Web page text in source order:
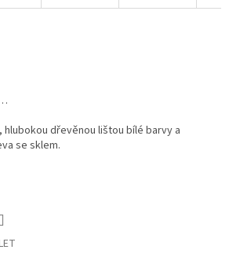
hlubokou dřevěnou lištou bílé barvy a
se sklem.